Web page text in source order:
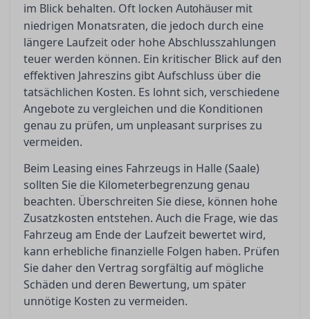
im Blick behalten. Oft locken Autohäuser mit
niedrigen Monatsraten, die jedoch durch eine
längere Laufzeit oder hohe Abschlusszahlungen
teuer werden können. Ein kritischer Blick auf den
effektiven Jahreszins gibt Aufschluss über die
tatsächlichen Kosten. Es lohnt sich, verschiedene
Angebote zu vergleichen und die Konditionen
genau zu prüfen, um unpleasant surprises zu
vermeiden.
Beim Leasing eines Fahrzeugs in Halle (Saale)
sollten Sie die Kilometerbegrenzung genau
beachten. Überschreiten Sie diese, können hohe
Zusatzkosten entstehen. Auch die Frage, wie das
Fahrzeug am Ende der Laufzeit bewertet wird,
kann erhebliche finanzielle Folgen haben. Prüfen
Sie daher den Vertrag sorgfältig auf mögliche
Schäden und deren Bewertung, um später
unnötige Kosten zu vermeiden.